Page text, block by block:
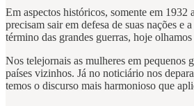
Em aspectos históricos, somente em 1932
precisam sair em defesa de suas nações
término das grandes guerras, hoje
Nos telejornais as mulheres em pequenos
países vizinhos. Já no noticiário nos
temos o discurso mais harmonioso que